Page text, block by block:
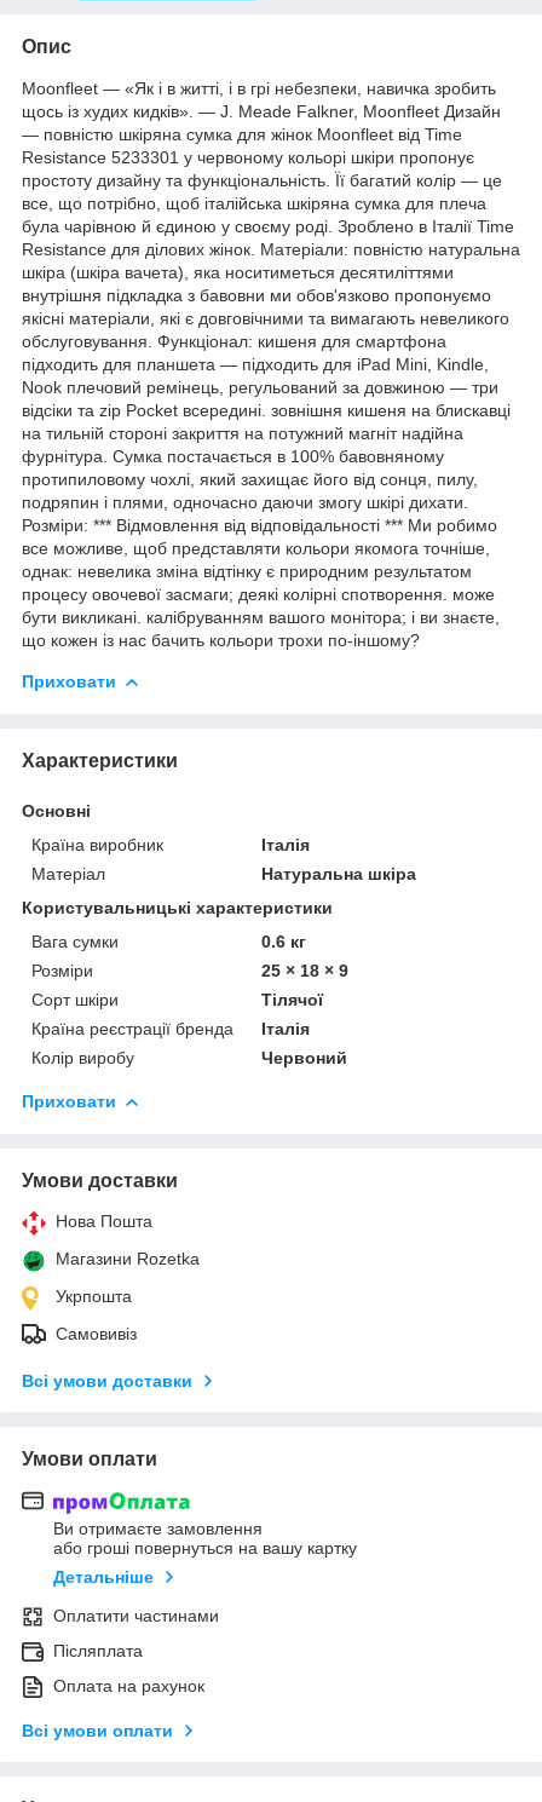
Опис
Moonfleet — «Як і в житті, і в грі небезпеки, навичка зробить
щось із худих кидків». ― J. Meade Falkner, Moonfleet Дизайн
— повністю шкіряна сумка для жінок Moonfleet від Time
Resistance 5233301 у червоному кольорі шкіри пропонує
простоту дизайну та функціональність. Її багатий колір — це
все, що потрібно, щоб італійська шкіряна сумка для плеча
була чарівною й єдиною у своєму роді. Зроблено в Італії Time
Resistance для ділових жінок. Матеріали: повністю натуральна
шкіра (шкіра вачета), яка носитиметься десятиліттями
внутрішня підкладка з бавовни ми обов'язково пропонуємо
якісні матеріали, які є довговічними та вимагають невеликого
обслуговування. Функціонал: кишеня для смартфона
підходить для планшета — підходить для iPad Mini, Kindle,
Nook плечовий ремінець, регульований за довжиною — три
відсіки та zip Pocket всередині. зовнішня кишеня на блискавці
на тильній стороні закриття на потужний магніт надійна
фурнітура. Сумка постачається в 100% бавовняному
протипиловому чохлі, який захищає його від сонця, пилу,
подряпин і плями, одночасно даючи змогу шкірі дихати.
Розміри: *** Відмовлення від відповідальності *** Ми робимо
все можливе, щоб представляти кольори якомога точніше,
однак: невелика зміна відтінку є природним результатом
процесу овочевої засмаги; деякі колірні спотворення. може
бути викликані. калібруванням вашого монітора; і ви знаєте,
що кожен із нас бачить кольори трохи по-іншому?
Приховати
Характеристики
Основні
Країна виробник
Італія
Матеріал
Натуральна шкіра
Користувальницькі характеристики
Вага сумки
0.6 кг
Розміри
25 × 18 × 9
Сорт шкіри
Тілячої
Країна реєстрації бренда
Італія
Колір виробу
Червоний
Приховати
Умови доставки
Нова Пошта
Магазини Rozetka
Укрпошта
Самовивіз
Всі умови доставки
Умови оплати
Ви отримаєте замовлення
або гроші повернуться на вашу картку
Детальніше
Оплатити частинами
Післяплата
Оплата на рахунок
Всі умови оплати